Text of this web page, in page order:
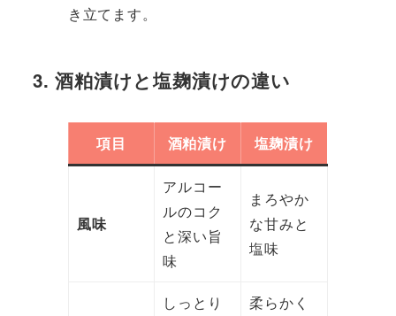
き立てます。
3. 酒粕漬けと塩麹漬けの違い
項目 酒粕漬け 塩麹漬け
風味
アルコー
ルのコク
と深い旨
味
まろやか
な甘みと
塩味
しっとり
柔らかく